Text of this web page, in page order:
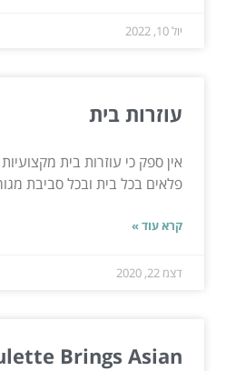
יול 10, 2022
עוזרות בית
אין ספק כי עוזרות בית מקצועיות
פלאים בכל בית ובכל סביבת
קרא עוד »
דצמ 22, 2020
Brings Asian